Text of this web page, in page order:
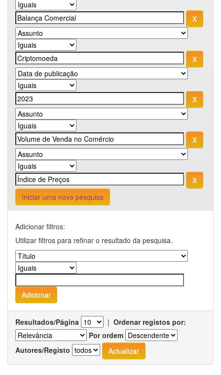
Iniciar uma nova pesquisa
Adicionar filtros:
Utilizar filtros para refinar o resultado da pesquisa.
Resultados/Página | Ordenar registos por:
Por ordem
Autores/Registo